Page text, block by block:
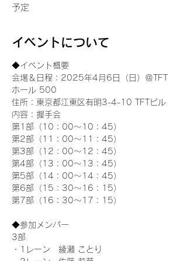
予定
イベントについて
◆イベント概要
会場＆日程：2025年4月6日（日）＠TFT
ホール 500
住所：東京都江東区有明3-4-10 TFTビル
内容：握手会
第1部（10：00～10：45）
第2部（11：00～11：45）
第3部（12：00～12：45）
第4部（13：00～13：45）
第5部（14：00～14：45）
第6部（15：30～16：15）
第7部（16：30～17：15）
◆参加メンバー
3部
・1レーン　綾瀬 ことり